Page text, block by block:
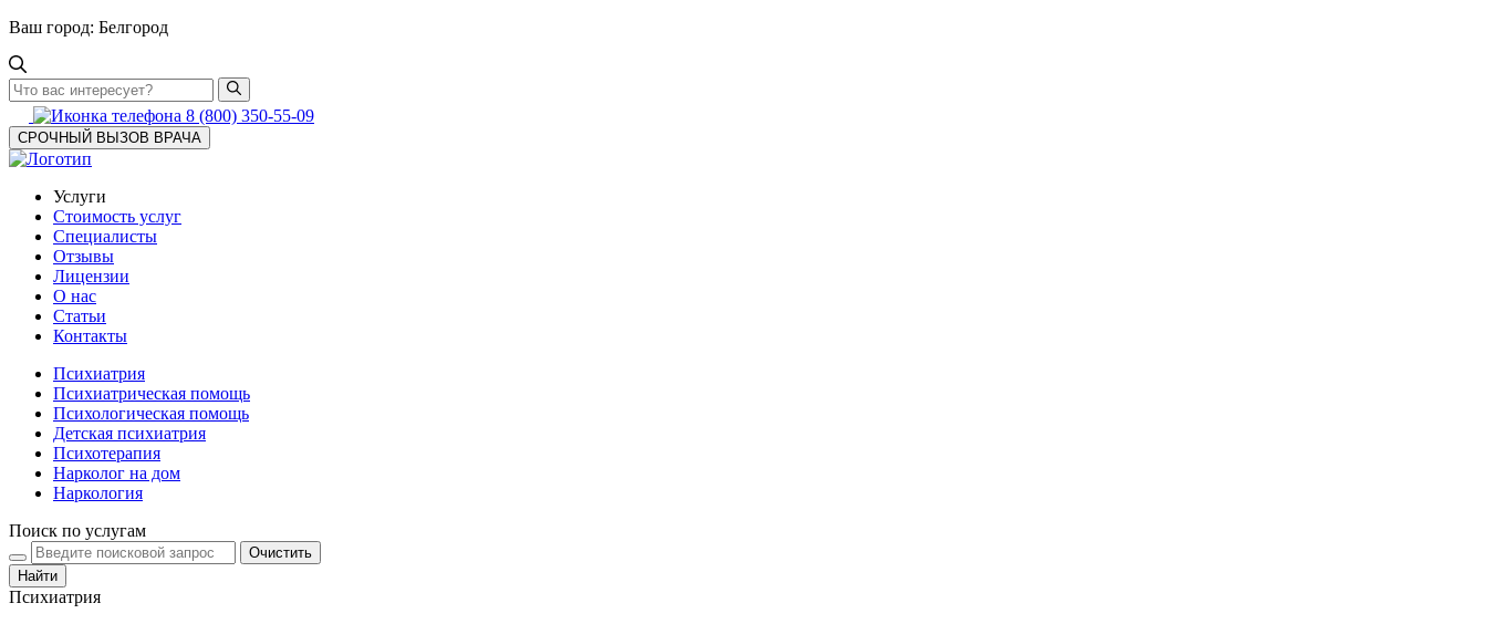
Ваш город: Белгород
8 (800) 350-55-09
СРОЧНЫЙ ВЫЗОВ ВРАЧА
Услуги
Стоимость услуг
Специалисты
Отзывы
Лицензии
О нас
Статьи
Контакты
Психиатрия
Психиатрическая помощь
Психологическая помощь
Детская психиатрия
Психотерапия
Нарколог на дом
Наркология
Поиск по услугам
Очистить
Найти
Психиатрия